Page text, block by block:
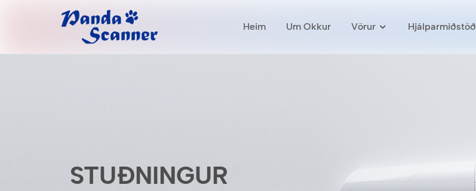
Heim Um Okkur Vörur Hjálparmiðstöð
STUÐNINGUR